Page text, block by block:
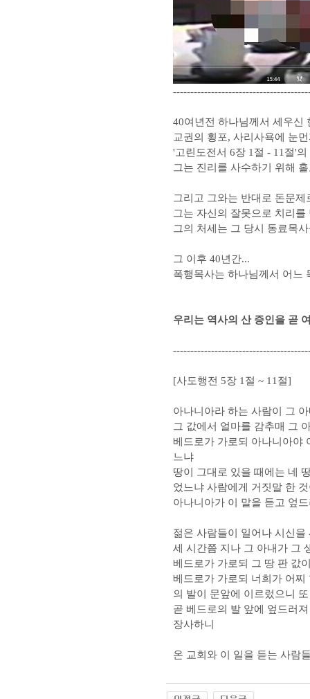
40여년전 하나님께서 세우신
교권의 횡포, 사리사욕에 눈
'고린도전서 6장 1절 - 11절'
그는 진리를 사수하기 위해
그리고 그와는 반대로 돈문
그는 자신의 잘못으로 치리
그의 처세는 그 당시 동료목
그 이후 40년간...
폭행목사는 하나님께서 어느
우리는 역사의 산 증인을 곧
[사도행전 5장 1절 ~ 11절]
아나니아라 하는 사람이 그
그 값에서 얼마를 감추매 그
베드로가 가로되 아나니아야
느냐
땅이 그대로 있을 때에는 네
었느냐 사람에게 거짓말 한
아나니아가 이 말을 듣고 엎
젊은 사람들이 일어나 시신
세 시간쯤 지나 그 아내가 그
베드로가 가로되 그 땅 판 값
베드로가 가로되 너희가 어
의 발이 문앞에 이르렀으니
곧 베드로의 발 앞에 엎드러
장사하니
온 교회와 이 일을 듣는 사람